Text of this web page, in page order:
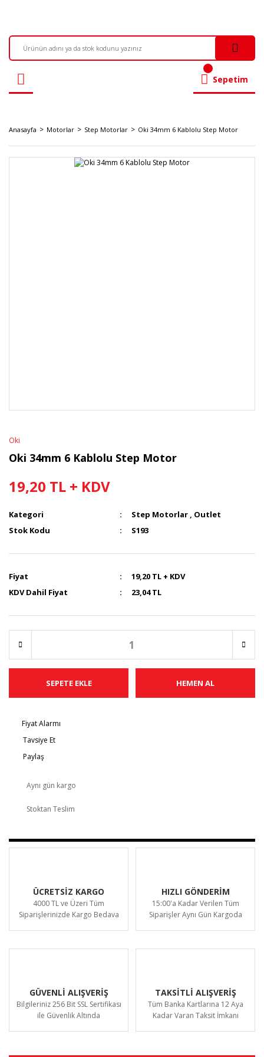
Sepetim
Anasayfa Motorlar Step Motorlar Oki 34mm 6 Kablolu Step Motor
Oki
Oki 34mm 6 Kablolu Step Motor
19,20 TL + KDV
Kategori Step Motorlar , Outlet
Stok Kodu
S193
Fiyat
19,20 TL + KDV
KDV Dahil Fiyat
23,04 TL
SEPETE EKLE HEMEN AL
Fiyat Alarmı
Tavsiye Et
Paylaş
Aynı gün kargo
Stoktan Teslim
ÜCRETSİZ KARGO
4000 TL ve Üzeri Tüm
Siparişlerinizde Kargo Bedava
HIZLI GÖNDERİM
15:00'a Kadar Verilen Tüm
Siparişler Aynı Gün Kargoda
GÜVENLİ ALIŞVERİŞ
Bilgileriniz 256 Bit SSL Sertifikası
ile Güvenlik Altında
TAKSİTLİ ALIŞVERİŞ
Tüm Banka Kartlarına 12 Aya
Kadar Varan Taksit İmkanı